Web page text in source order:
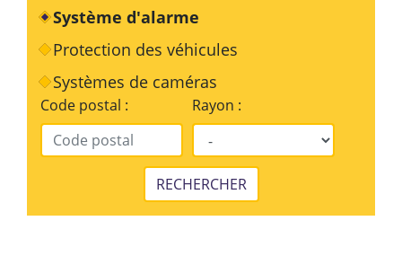
Système d'alarme
Protection des véhicules
Systèmes de caméras
Code postal : Rayon :